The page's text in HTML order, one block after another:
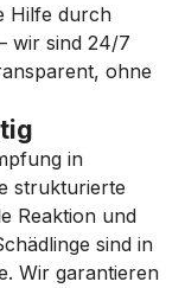
Hilfe durch
wir sind 24/7
ohne
in
strukturierte
Reaktion und
sind in
Wir garantieren